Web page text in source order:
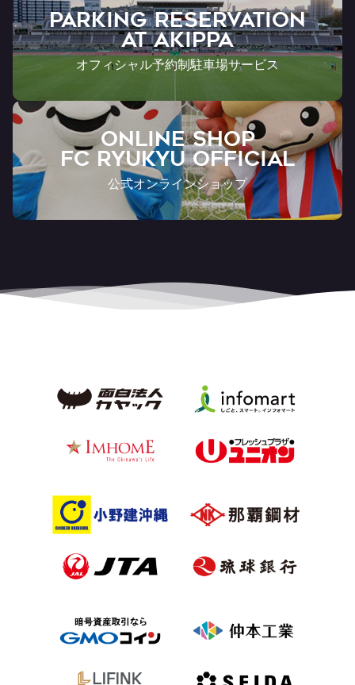
PARKING RESERVATION
AT Akippa
オフィシャル予約制駐車場サービス
ONLINE SHOP
FC RYUKYU OFFICIAL
公式オンラインショップ